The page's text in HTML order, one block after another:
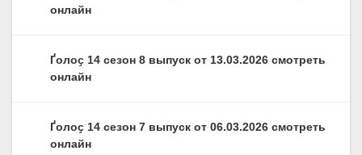
онлайн
Ґолоҫ 14 сезон 8 выпуск от 13.03.2026 смотреть
онлайн
Ґолоҫ 14 сезон 7 выпуск от 06.03.2026 смотреть
онлайн